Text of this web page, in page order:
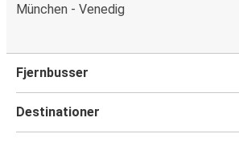
München - Venedig
Fjernbusser
Destinationer